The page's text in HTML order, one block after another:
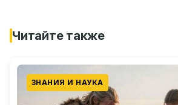
Читайте также
ЗНАНИЯ И НАУКА